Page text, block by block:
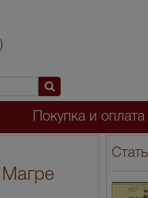
Покупка и оплата
Магре